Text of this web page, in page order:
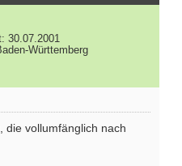
30.07.2001
Württemberg
die vollumfänglich nach